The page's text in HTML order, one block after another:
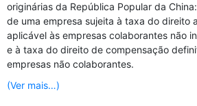
originárias da República Popular da
de uma empresa sujeita à taxa do direito
aplicável às empresas colaborantes não
e à taxa do direito de compensação
empresas não colaborantes.
(Ver mais…)